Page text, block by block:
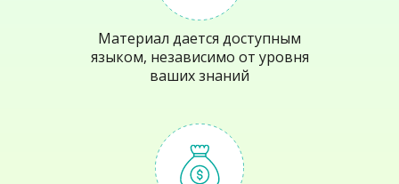
Материал дается доступным
языком, независимо от уровня
ваших знаний